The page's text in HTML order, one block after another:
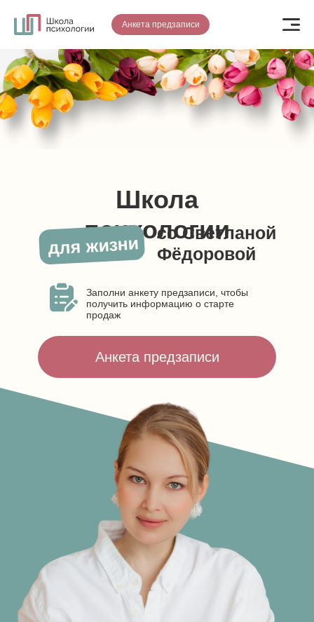
Анкета предзаписи
со Светланой
Фёдоровой
Школа
психологии
Заполни анкету предзаписи, чтобы
получить информацию о старте
продаж
для жизни
Анкета предзаписи